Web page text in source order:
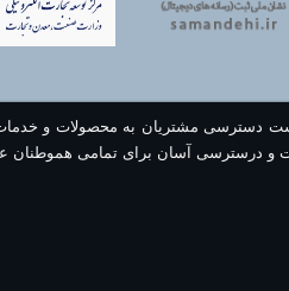
دسترسی مشتریان به محصولات و
و درسترسی آسان برای تمامی هموطنان